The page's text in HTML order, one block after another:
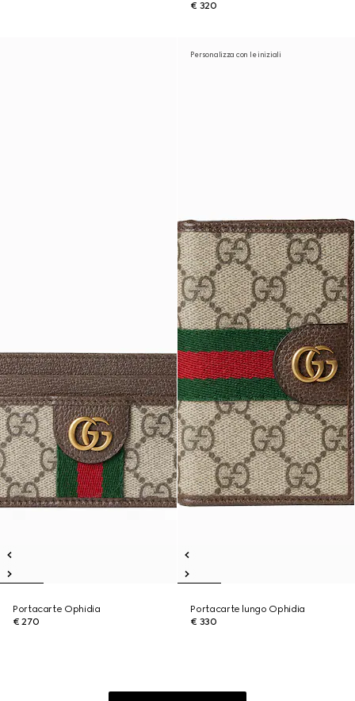
€ 320
Portacarte Ophidia
€ 270
Personalizza con le iniziali
Portacarte lungo Ophidia
€ 330